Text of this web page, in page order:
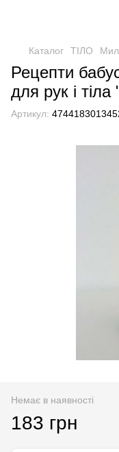
Каталог ТІЛО
Рецепти
для рук і
Артикул:
Немає в наявності
183 грн